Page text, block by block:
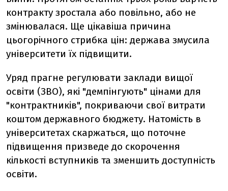
контракту зростала або повільно, або не
змінювалася. Ще цікавіша причина
цьогорічного стрибка цін: держава змусила
університети їх підвищити.
Уряд прагне регулювати заклади вищої
освіти (ЗВО), які "демпінгують" цінами для
"контрактників", покриваючи свої витрати
коштом державного бюджету. Натомість в
університетах скаржаться, що поточне
підвищення призведе до скорочення
кількості вступників та зменшить доступність
освіти.